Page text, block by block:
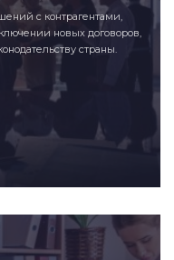
с контрагентами,
новых договоров,
страны.